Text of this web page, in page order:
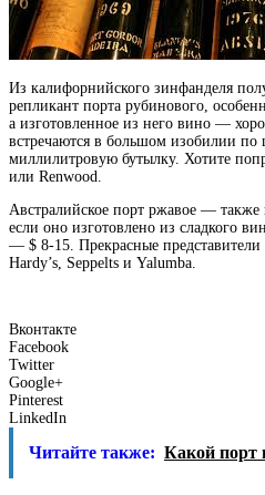
Из калифорнийского зинфанделя
репликант порта рубинового,
а изготовленное из него вино —
встречаются в большом изобилии по
миллилитровую бутылку. Хотите
или Renwood.
Австралийское порт ржавое — также
если оно изготовлено из сладкого
— $ 8-15. Прекрасные
Hardy’s, Seppelts и Yalumba.
Вконтакте
Facebook
Twitter
Google+
Pinterest
LinkedIn
Читайте также: Какой порт